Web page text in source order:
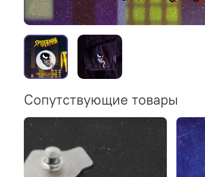
Сопутствующие товары